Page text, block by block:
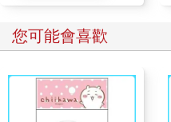
您可能會喜歡